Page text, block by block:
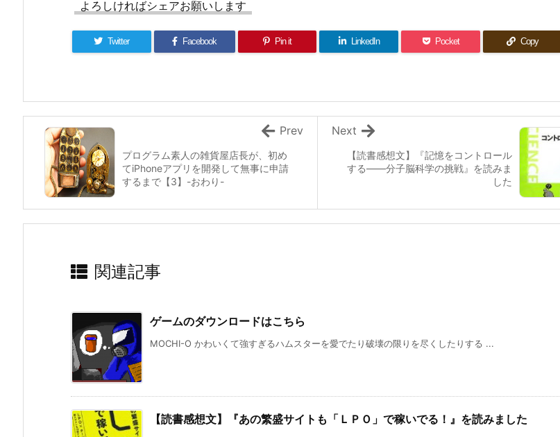
よろしければシェアお願いします
Twitter Facebook Pin it LinkedIn Pocket Copy
【読書感想文】『記憶をコントロール
する――分子脳科学の挑戦』を読みま
した
Next
プログラム素人の雑貨屋店長が、初め
てiPhoneアプリを開発して無事に申請
するまで【3】-おわり-
Prev
関連記事
ゲームのダウンロードはこちら
MOCHI-O かわいくて強すぎるハムスターを愛でたり破壊の限りを尽くしたりする ...
【読書感想文】『あの繁盛サイトも「ＬＰＯ」で稼いでる！』を読みました